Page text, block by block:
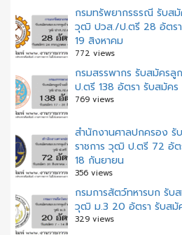
กรมทรัพยากรธรณี รับสมั
วุฒิ ปวส./ป.ตรี 28 อัตร
19 สิงหาคม
772 views
กรมสรรพากร รับสมัคร
ป.ตรี 138 อัตรา รับสมัค
769 views
สํานักงานศาลปกครอง รั
ราชการ วุฒิ ป.ตรี 72 อั
18 กันยายน
356 views
กรมการสัตว์ทหารบก รับ
วุฒิ ม.3 20 อัตรา รับสมั
329 views